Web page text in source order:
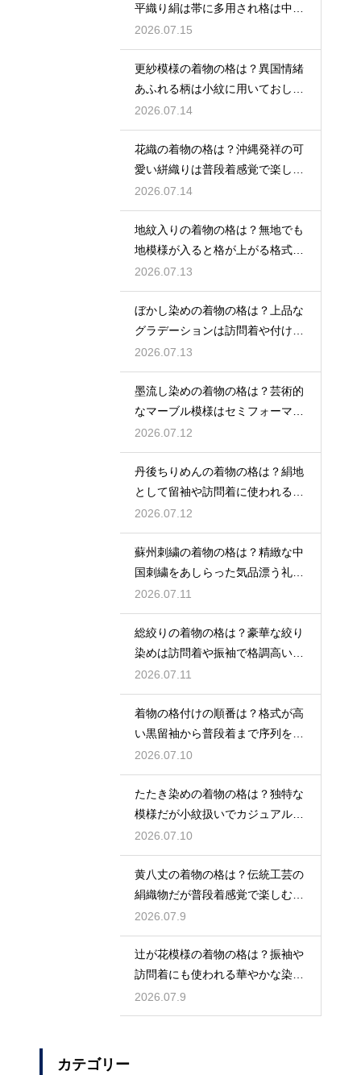
平織り絹は帯に多用され格は中位
程度
2026.07.15
更紗模様の着物の格は？異国情緒
あふれる柄は小紋に用いておしゃ
れ着向き
2026.07.14
花織の着物の格は？沖縄発祥の可
愛い絣織りは普段着感覚で楽しめ
る
2026.07.14
地紋入りの着物の格は？無地でも
地模様が入ると格が上がる格式を
解説
2026.07.13
ぼかし染めの着物の格は？上品な
グラデーションは訪問着や付け下
げで格調アップ
2026.07.13
墨流し染めの着物の格は？芸術的
なマーブル模様はセミフォーマル
な装いにも映える
2026.07.12
丹後ちりめんの着物の格は？絹地
として留袖や訪問着に使われる高
級素材
2026.07.12
蘇州刺繍の着物の格は？精緻な中
国刺繍をあしらった気品漂う礼装
着
2026.07.11
総絞りの着物の格は？豪華な絞り
染めは訪問着や振袖で格調高い印
象に
2026.07.11
着物の格付けの順番は？格式が高
い黒留袖から普段着まで序列を解
説
2026.07.10
たたき染めの着物の格は？独特な
模様だが小紋扱いでカジュアルに
着こなす
2026.07.10
黄八丈の着物の格は？伝統工芸の
絹織物だが普段着感覚で楽しむお
しゃれ着
2026.07.9
辻が花模様の着物の格は？振袖や
訪問着にも使われる華やかな染め
の格式
2026.07.9
カテゴリー